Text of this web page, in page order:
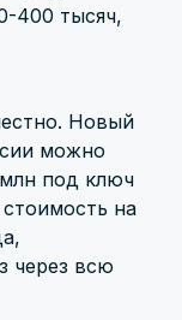
400 тысяч,
Новый
можно
под ключ
на
через всю